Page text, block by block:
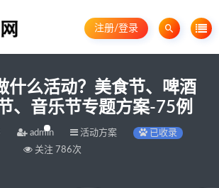
注册/登录
什么活动？美食节、啤酒
、音乐节专题方案-75例
admin 活动方案
已收录
关注 786次